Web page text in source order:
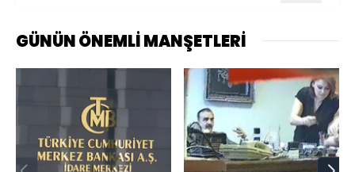
GÜNÜN ÖNEMLİ MANŞETLERİ